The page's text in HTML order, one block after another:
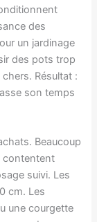
des
un jardinage
des pots trop
Résultat :
son temps
Beaucoup
contentent
suivi. Les
cm. Les
une courgette